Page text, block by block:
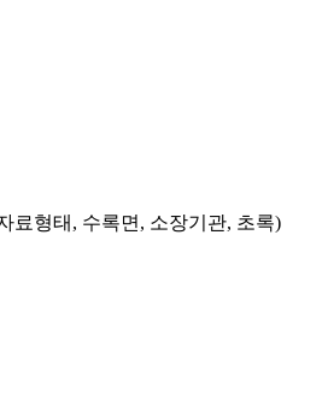
료형태, 수록면, 소장기관, 초록)